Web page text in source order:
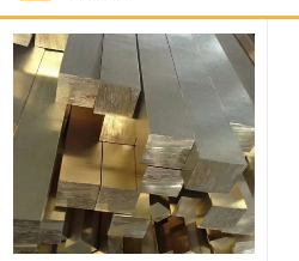
1#钴 331,000—351,000
1#锑 88,000—94,000
2#锑 84,000—90,000
1#镁 17,000—18,000
1#电解锰(99.7%袋装) 17,900—18,100